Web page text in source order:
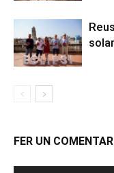
solar
FER UN